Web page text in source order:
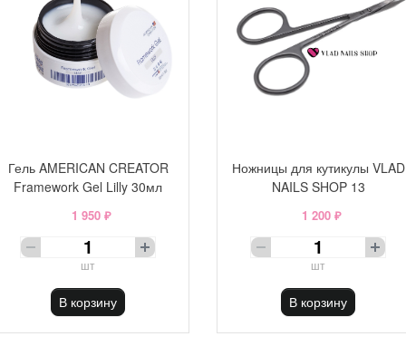
Гель AMERICAN CREATOR
Framework Gel Lilly 30мл
1 950 ₽
шт
В корзину
Ножницы для кутикулы VLAD
NAILS SHOP 13
1 200 ₽
шт
В корзину